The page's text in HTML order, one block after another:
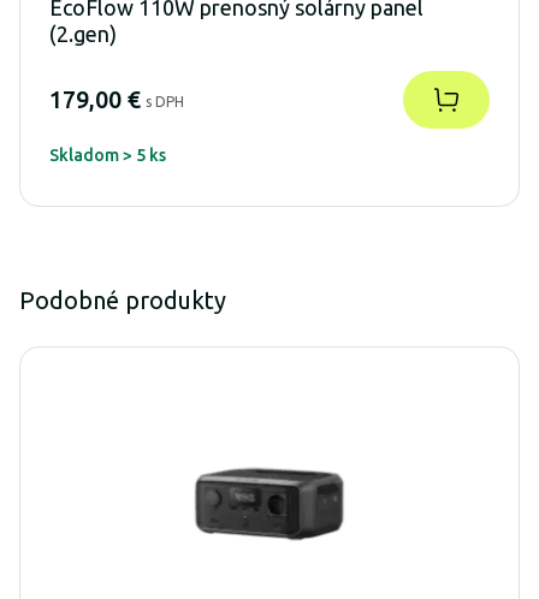
EcoFlow 110W prenosný solárny panel
(2.gen)
179,00 € s DPH
Skladom > 5 ks
Podobné produkty